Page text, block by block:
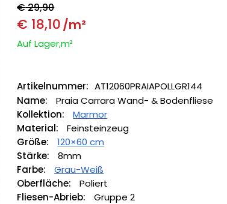
€29,90
€ 18,10/m²
Auf Lager,m²
Artikelnummer: AT12060PRAIAPOLLGR144
Name:
Praia Carrara Wand- & Bodenfliese
Kollektion:
Marmor
Material:
Feinsteinzeug
Größe:
120×60 cm
Stärke:
8mm
Farbe:
Grau-Weiß
Oberfläche:
Poliert
Fliesen-Abrieb:
Gruppe 2